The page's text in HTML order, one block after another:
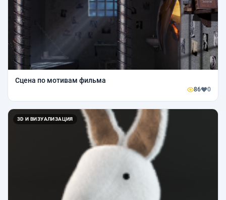
Сцена по мотивам фильма
86 0
3D И ВИЗУАЛИЗАЦИЯ